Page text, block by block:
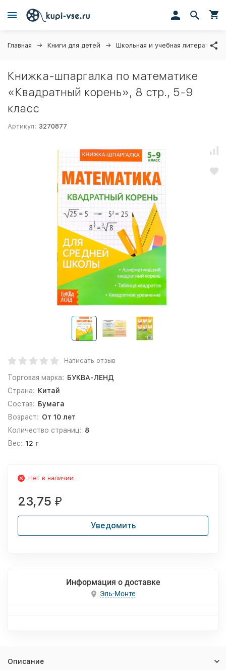
Главная Книги для детей Школьная и учебная литература
Книжка-шпаргалка по математике
«Квадратный корень», 8 стр., 5-9
класс
Артикул: 3270877
Написать отзыв
Торговая марка: БУКВА-ЛЕНД
Страна: Китай
Состав: Бумага
Возраст: От 10 лет
Количество страниц: 8
Вес: 12 г
Нет в наличии
23,75 ₽
Уведомить
Информация о доставке
Эль-Монте
Описание